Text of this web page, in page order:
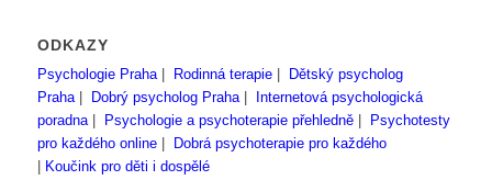
ODKAZY
Psychologie Praha| Rodinná terapie|
Dětský psycholog
Praha| Dobrý psycholog Praha|
Internetová psychologická
poradna| Psychologie a psychoterapie přehledně|
Psychotesty
pro každého online|
Dobrá psychoterapie pro každého
Koučink pro děti i dospělé